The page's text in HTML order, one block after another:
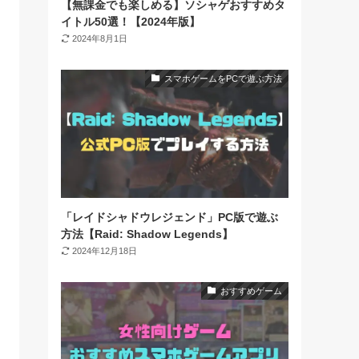
【無課金でも楽しめる】ソシャゲおすすめタ
イトル50選！【2024年版】
2024年8月1日
スマホゲームをPCで遊ぶ方法
「レイドシャドウレジェンド」PC版で遊ぶ
方法【Raid: Shadow Legends】
2024年12月18日
おすすめゲーム